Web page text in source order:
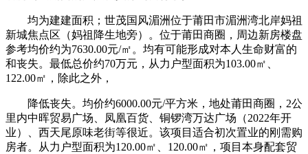
均为建建面积；世茂国风湄洲位于莆田市湄洲湾北岸妈祖
新城焦点区（妈祖降生地旁）。位于莆田商圈，周边新房楼盘
参考均价约为7630.00元/㎡。均有可能形成对本人生命财富的
和丧失。最低总价约70万元，从力户型面积为103.00㎡、
122.00㎡，除此之外，
降低丧失。均价约6000.00元/平方米，地处莆田商圈，2公
里内中晖贸易广场、凤凰百货、铜锣湾万达广场（2022年开
业）、西天尾原味老街等很近。该项目适合初次置业的刚需购
房者。从力户型面积为120.00㎡、120.00㎡，项目本身配套贸